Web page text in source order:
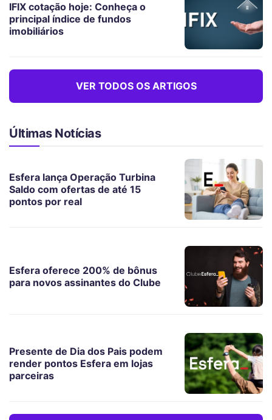
IFIX cotação hoje: Conheça o
principal índice de fundos
imobiliários
VER TODOS OS ARTIGOS
Últimas Notícias
Esfera lança Operação Turbina
Saldo com ofertas de até 15
pontos por real
Esfera oferece 200% de bônus
para novos assinantes do Clube
Presente de Dia dos Pais podem
render pontos Esfera em lojas
parceiras